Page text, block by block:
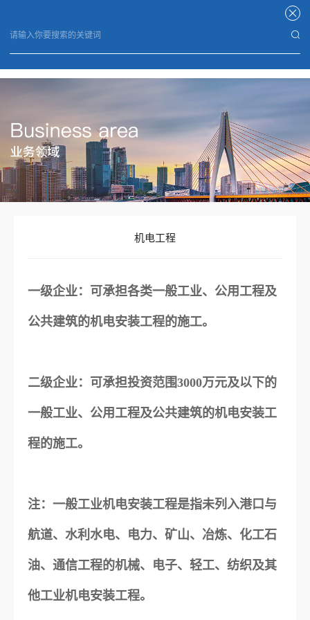
机电工程
一级企业：可承担各类一般工业、公用工程及
公共建筑的机电安装工程的施工。
二级企业：可承担投资范围3000万元及以下的
一般工业、公用工程及公共建筑的机电安装工
程的施工。
注：一般工业机电安装工程是指未列入港口与
航道、水利水电、电力、矿山、冶炼、化工石
油、通信工程的机械、电子、轻工、纺织及其
他工业机电安装工程。